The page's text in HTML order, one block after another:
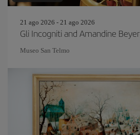
21 ago 2026 - 21 ago 2026
Gli Incogniti and Amandine Beyer
Museo San Telmo